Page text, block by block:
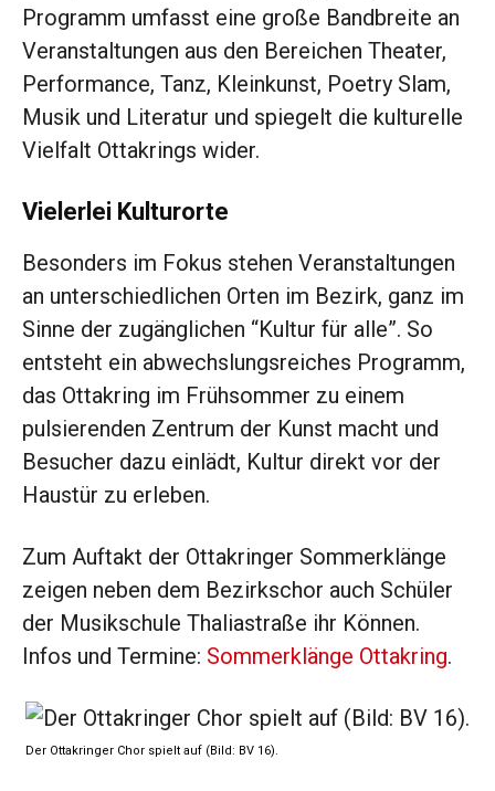
Programm umfasst eine große Bandbreite an
Veranstaltungen aus den Bereichen Theater,
Performance, Tanz, Kleinkunst, Poetry Slam,
Musik und Literatur und spiegelt die kulturelle
Vielfalt Ottakrings wider.
Vielerlei Kulturorte
Besonders im Fokus stehen Veranstaltungen
an unterschiedlichen Orten im Bezirk, ganz im
Sinne der zugänglichen “Kultur für alle”. So
entsteht ein abwechslungsreiches Programm,
das Ottakring im Frühsommer zu einem
pulsierenden Zentrum der Kunst macht und
Besucher dazu einlädt, Kultur direkt vor der
Haustür zu erleben.
Zum Auftakt der Ottakringer Sommerklänge
zeigen neben dem Bezirkschor auch Schüler
der Musikschule Thaliastraße ihr Können.
Infos und Termine: Sommerklänge Ottakring.
Der Ottakringer Chor spielt auf (Bild: BV 16).